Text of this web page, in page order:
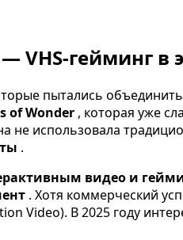
VHS-гейминг в
пытались объединить
of Wonder , которая уже
не использовала
.
видео и
. Хотя коммерческий
Video). В 2025 году